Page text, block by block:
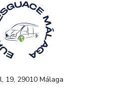
19, 29010 Málaga